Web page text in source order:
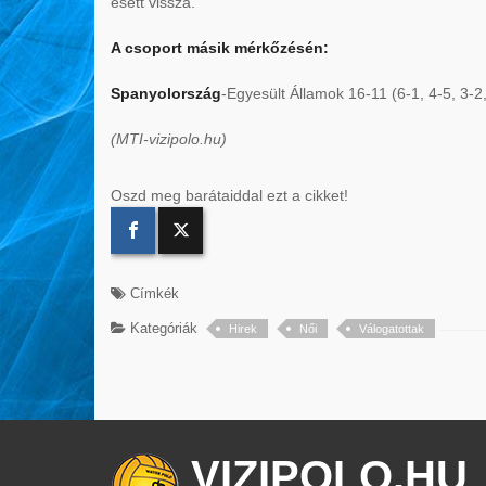
A csoport másik mérkőzésén:
Spanyolország-Egyesült Államok 16-11 (6-1, 4-5, 3-
(MTI-vizipolo.hu)
Oszd meg barátaiddal ezt a cikket!
Címkék
Kategóriák Hirek Női Válogatottak
VIZIPOLO.HU